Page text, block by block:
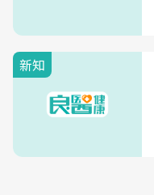
新知